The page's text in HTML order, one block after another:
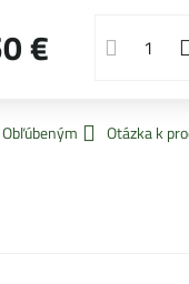
€
Otázka k